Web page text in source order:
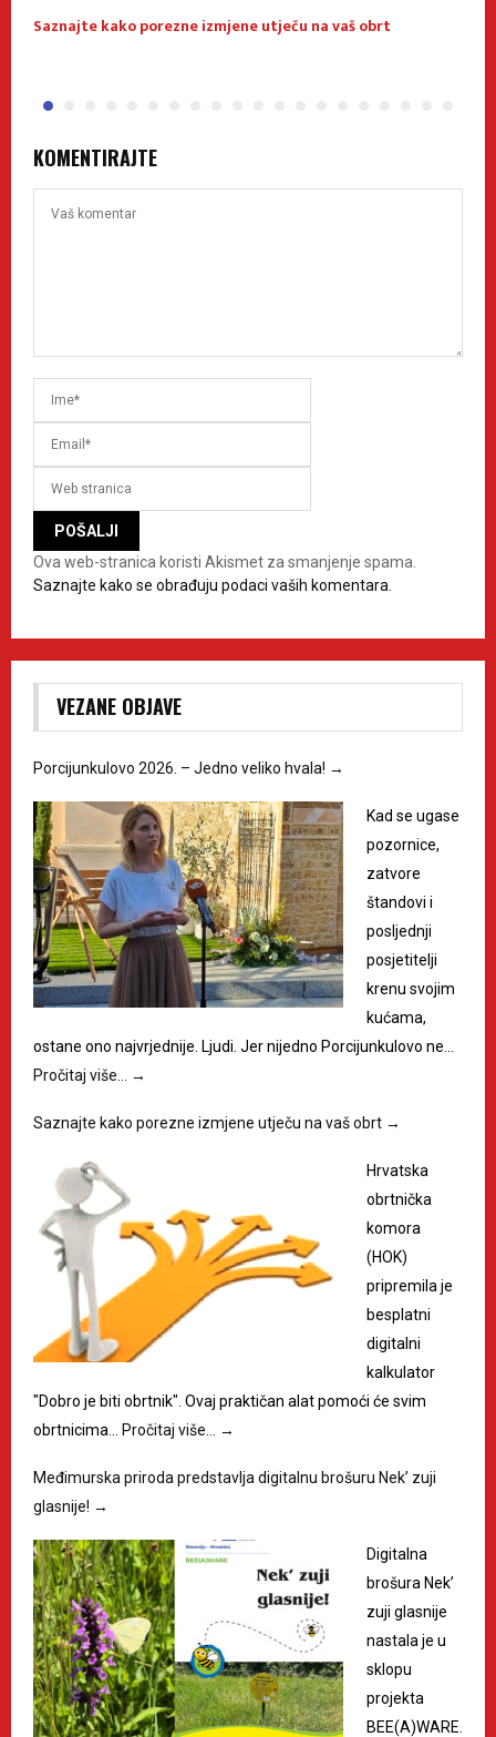
Saznajte kako porezne izmjene utječu na vaš obrt
KOMENTIRAJTE
Ova web-stranica koristi Akismet za smanjenje spama.
Saznajte kako se obrađuju podaci vaših komentara.
VEZANE OBJAVE
Porcijunkulovo 2026. – Jedno veliko hvala! →
Kad se ugase
pozornice,
zatvore
štandovi i
posljednji
posjetitelji
krenu svojim
kućama,
ostane ono najvrjednije. Ljudi. Jer nijedno Porcijunkulovo ne…
Pročitaj više…
→
Saznajte kako porezne izmjene utječu na vaš obrt →
Hrvatska
obrtnička
komora
(HOK)
pripremila je
besplatni
digitalni
kalkulator
"Dobro je biti obrtnik". Ovaj praktičan alat pomoći će svim
obrtnicima…
Pročitaj više… →
Međimurska priroda predstavlja digitalnu brošuru Nek’ zuji
glasnije! →
Digitalna
brošura Nek’
zuji glasnije
nastala je u
sklopu
projekta
BEE(A)WARE.